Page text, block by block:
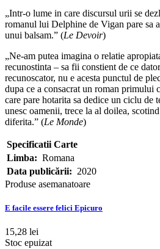
„Intr-o lume in care discursul urii se
romanul lui Delphine de Vigan pare sa
unui balsam.” (Le Devoir)
„Ne-am putea imagina o relatie
recunostinta – sa fii constient de ce
recunoscator, nu e acesta punctul de
dupa ce a consacrat un roman primului
care pare hotarita sa dedice un ciclu de
unesc oamenii, trece la al doilea,
diferita.” (Le Monde)
Specificatii Carte
Limba: Romana
Data publicării: 2020
Produse asemanatoare
E facile essere felici Epicuro
15,28 lei
Stoc epuizat